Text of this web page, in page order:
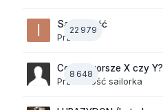
22 979
Samotność
Przez
8 648
Co jest gorsze X czy Y?
Przez Gość sailorka